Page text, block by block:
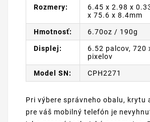
Rozmery:
6.45 x 2.98 x
x 75.6 x 8.4mm
Hmotnosť: 6.70oz / 190g
Displej:
6.52 palcov, 720
pixelov
Model SN: CPH2271
Pri výbere správneho obalu, krytu
pre váš mobilný telefón je